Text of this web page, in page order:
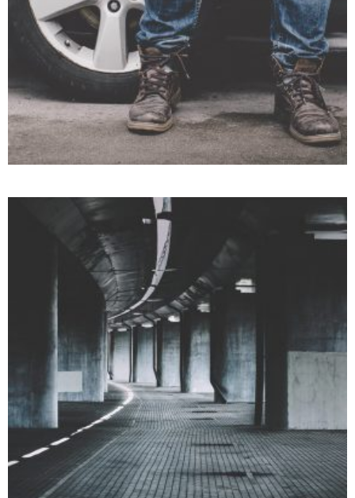
WIDE GALLERY FULL WIDTH
3D Web design